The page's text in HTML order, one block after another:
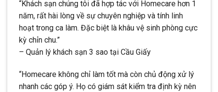
“Khách sạn chúng tôi đã hợp tác với Homecare hơn 1
năm, rất hài lòng về sự chuyên nghiệp và tính linh
hoạt trong ca làm. Đặc biệt là khâu vệ sinh phòng cực
kỳ chỉn chu.”
– Quản lý khách sạn 3 sao tại Cầu Giấy
“Homecare không chỉ làm tốt mà còn chủ động xử lý
nhanh các góp ý. Họ có giám sát kiểm tra định kỳ nên